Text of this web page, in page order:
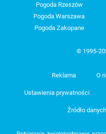
Pogoda Rzeszów
Pogoda Warszawa
Pogoda Zakopane
© 1995-
Reklama O
Ustawienia prywatności
Źródło